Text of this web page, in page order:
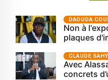
‎DAOUDA
Non à
plaques
CLAUDE SAHY
Avec
concrets